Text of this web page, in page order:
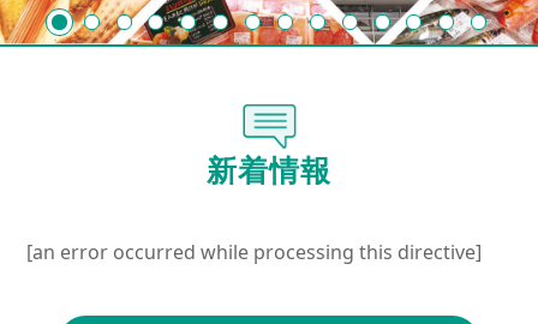
新着情報
[an error occurred while processing this directive]